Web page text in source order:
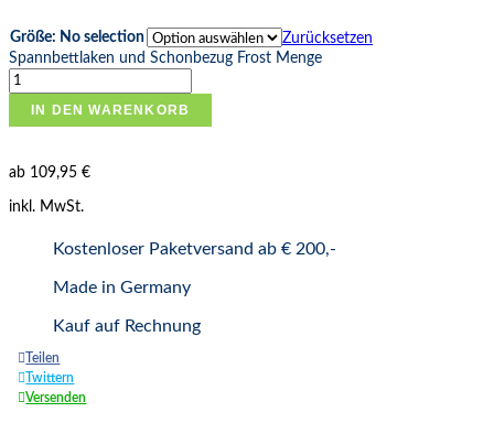
Größe: No selection
Zurücksetzen
Spannbettlaken und Schonbezug Frost Menge
IN DEN WARENKORB
ab 109,95 €
inkl. MwSt.
Kostenloser Paketversand ab € 200,-
Made in Germany
Kauf auf Rechnung
Teilen
Twittern
Versenden